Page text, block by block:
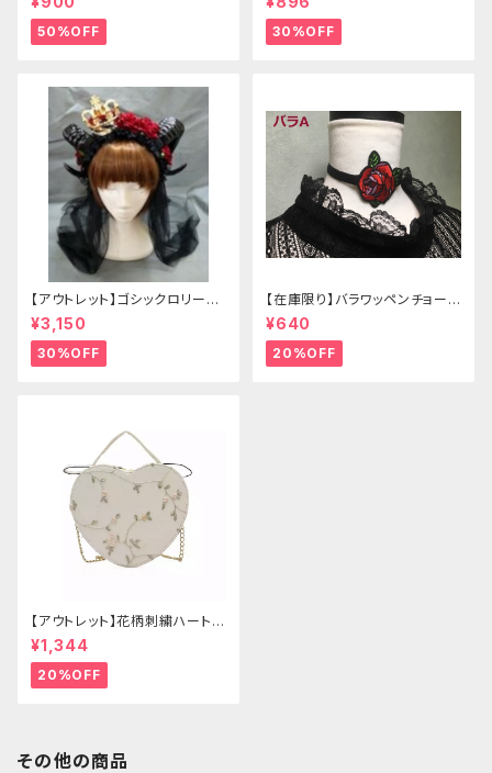
50%OFF 30%OFF
【アウトレット】ゴシックロリータ
ゴールドクラウン＆ホーン(ヴェ
ール付き)
¥3,150
30%OFF
【在庫限り】バラワッペンチョーカ
ー
¥640
20%OFF
【アウトレット】花柄刺繍ハートバ
ッグ
¥1,344
20%OFF
その他の商品